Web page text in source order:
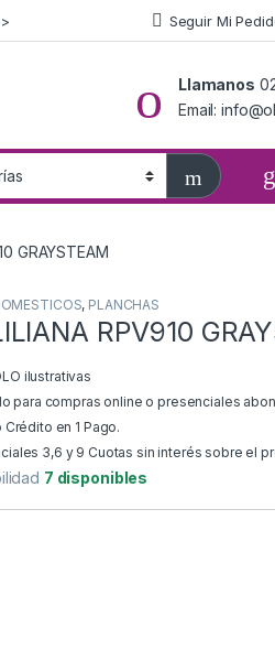
Seguir Mi
Llamanos
Email:
GRAYSTEAM
, PLANCHAS
RPV910
ilustrativas
para compras online o presenciales
en 1 Pago.
3,6 y 9 Cuotas sin interés sobre el
7 disponibles